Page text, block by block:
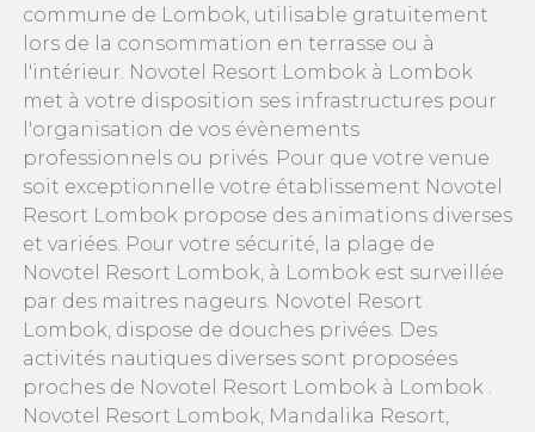
commune de Lombok, utilisable gratuitement
lors de la consommation en terrasse ou à
l'intérieur. Novotel Resort Lombok à Lombok
met à votre disposition ses infrastructures pour
l'organisation de vos évènements
professionnels ou privés. Pour que votre venue
soit exceptionnelle votre établissement Novotel
Resort Lombok propose des animations diverses
et variées. Pour votre sécurité, la plage de
Novotel Resort Lombok, à Lombok est surveillée
par des maitres nageurs. Novotel Resort
Lombok, dispose de douches privées. Des
activités nautiques diverses sont proposées
proches de Novotel Resort Lombok à Lombok .
Novotel Resort Lombok, Mandalika Resort,